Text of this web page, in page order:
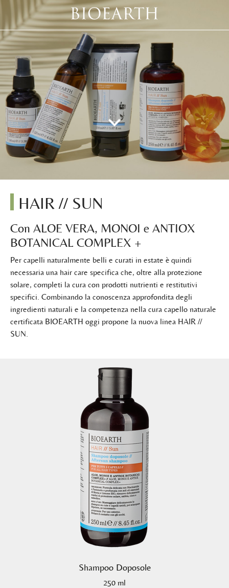
HAIR // SUN
Con ALOE VERA, MONOI e ANTIOX
BOTANICAL COMPLEX +
Per capelli naturalmente belli e curati in estate è quindi
necessaria una hair care specifica che, oltre alla protezione
solare, completi la cura con prodotti nutrienti e restitutivi
specifici. Combinando la conoscenza approfondita degli
ingredienti naturali e la competenza nella cura capello naturale
certificata BIOEARTH oggi propone la nuova linea HAIR //
SUN.
Shampoo Doposole
250 ml